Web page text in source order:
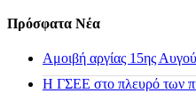
Πρόσφατα Νέα
Αμοιβή αργίας 15ης
H ΓΣΕΕ στο πλευρό των